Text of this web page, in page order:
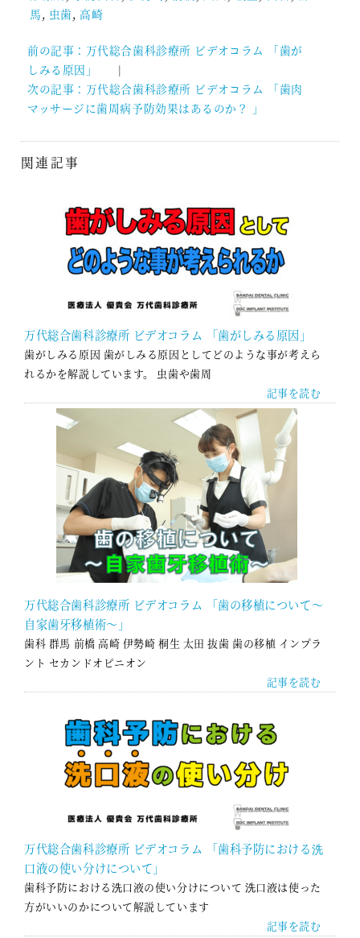
馬, 虫歯, 高崎
投
稿
ナ
ビ
シ
前の記事：万代総合歯科診療所 ビデオコラム 「歯が
しみる原因」
次の記事：万代総合歯科診療所 ビデオコラム 「歯肉
マッサージに歯周病予防効果はあるのか？ 」
関連記事
万代総合歯科診療所 ビデオコラム 「歯がしみる原因」
歯がしみる原因 歯がしみる原因としてどのような事が考えら
れるかを解説しています。 虫歯や歯周
記事を読む
万代総合歯科診療所 ビデオコラム 「歯の移植について～
自家歯牙移植術～」
歯科 群馬 前橋 高崎 伊勢崎 桐生 太田 抜歯 歯の移植 インプラ
ント セカンドオピニオン
記事を読む
万代総合歯科診療所 ビデオコラム 「歯科予防における洗
口液の使い分けについて」
歯科予防における洗口液の使い分けについて 洗口液は使った
方がいいのかについて解説しています
記事を読む